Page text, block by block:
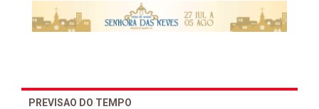
PREVISAO DO TEMPO